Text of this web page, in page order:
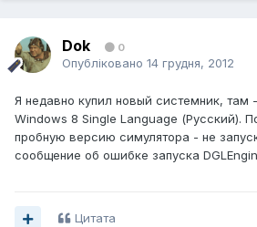
Dok 0
Опубліковано 14 грудня, 2012
Я недавно купил новый системник, там
Windows 8 Single Language (Русский).
пробную версию симулятора - не
сообщение об ошибке запуска
Цитата